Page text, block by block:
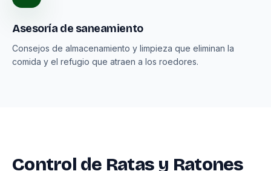
Asesoría de saneamiento
Consejos de almacenamiento y limpieza que eliminan la
comida y el refugio que atraen a los roedores.
Control de Ratas y Ratones